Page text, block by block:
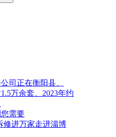
司正在衡阳县、
万余套、2023年约
需要
修进万家走进淄博